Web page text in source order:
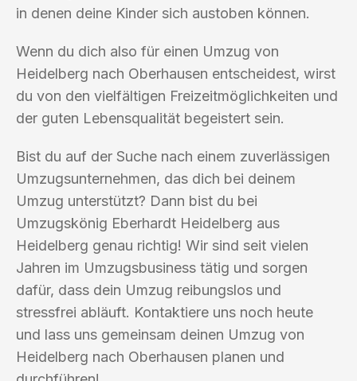
in denen deine Kinder sich austoben können.
Wenn du dich also für einen Umzug von
Heidelberg nach Oberhausen entscheidest, wirst
du von den vielfältigen Freizeitmöglichkeiten und
der guten Lebensqualität begeistert sein.
Bist du auf der Suche nach einem zuverlässigen
Umzugsunternehmen, das dich bei deinem
Umzug unterstützt? Dann bist du bei
Umzugskönig Eberhardt Heidelberg aus
Heidelberg genau richtig! Wir sind seit vielen
Jahren im Umzugsbusiness tätig und sorgen
dafür, dass dein Umzug reibungslos und
stressfrei abläuft. Kontaktiere uns noch heute
und lass uns gemeinsam deinen Umzug von
Heidelberg nach Oberhausen planen und